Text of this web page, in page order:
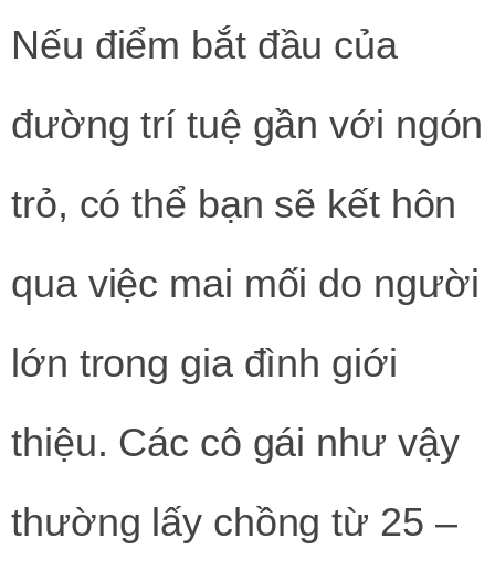
Nếu điểm bắt đầu của
đường trí tuệ gần với ngón
trỏ, có thể bạn sẽ kết hôn
qua việc mai mối do người
lớn trong gia đình giới
thiệu. Các cô gái như vậy
thường lấy chồng từ 25 –